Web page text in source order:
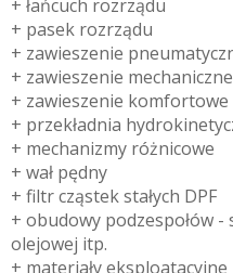
+ łańcuch rozrządu
+ pasek rozrządu
+ zawieszenie
+ zawieszenie mechaniczne
+ zawieszenie komfortowe
+ przekładnia
+ mechanizmy różnicowe
+ wał pędny
+ filtr cząstek stałych DPF
+ obudowy podzespołów
olejowej itp.
+ materiały eksploatacyjne